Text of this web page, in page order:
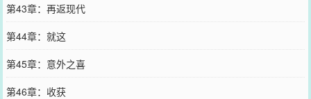
第43章：再返现代
第44章：就这
第45章：意外之喜
第46章：收获